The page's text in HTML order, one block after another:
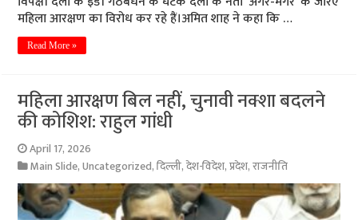
महिला आरक्षण का विरोध कर रहे हैं।अमित शाह ने कहा कि …
Read More »
महिला आरक्षण बिल नहीं, चुनावी नक्शा बदलने
की कोशिश: राहुल गांधी
April 17, 2026
Main Slide,Uncategorized,दिल्ली,देश-विदेश,प्रदेश,राजनीति